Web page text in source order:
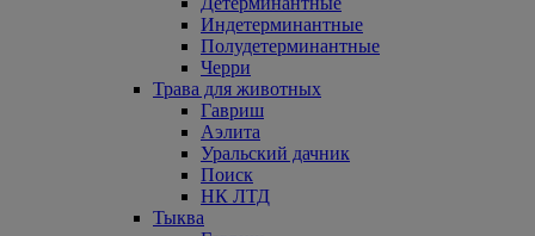
Индетерминантные
Полудетерминантные
Черри
Трава для животных
Гавриш
Аэлита
Уральский дачник
Поиск
НК ЛТД
Тыква